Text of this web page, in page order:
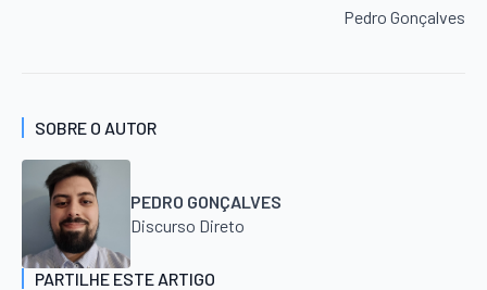
Pedro Gonçalves
SOBRE O AUTOR
PEDRO GONÇALVES
Discurso Direto
PARTILHE ESTE ARTIGO